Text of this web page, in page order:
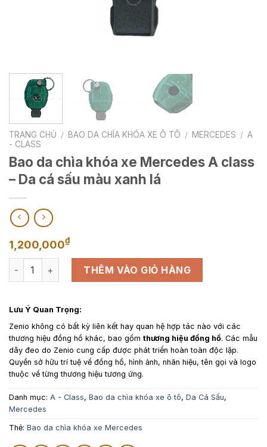
TRANG CHỦ / BAO DA CHÌA KHÓA XE Ô TÔ / MERCEDES / A
- CLASS
Bao da chìa khóa xe Mercedes A class
– Da cá sấu màu xanh lá
1,200,000₫
Bao da chìa khóa xe Mercedes A class - Da cá sấu màu
THÊM VÀO GIỎ HÀNG
Lưu Ý Quan Trọng:
Zenio không có bất kỳ liên kết hay quan hệ hợp tác nào với các
thương hiệu đồng hồ khác, bao gồm thương hiệu đồng hồ. Các mẫu
dây đeo do Zenio cung cấp được phát triển hoàn toàn độc lập.
Quyền sở hữu trí tuệ về đồng hồ, hình ảnh, nhãn hiệu, tên gọi và logo
thuộc về từng thương hiệu tương ứng.
Danh mục: A - Class, Bao da chìa khóa xe ô tô, Da Cá Sấu,
Mercedes
Thẻ: Bao da chìa khóa xe Mercedes